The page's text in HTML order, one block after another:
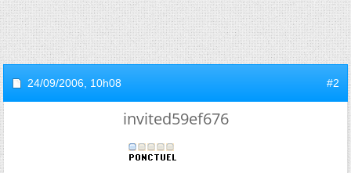
24/09/2006, 10h08 #2
invited59ef676